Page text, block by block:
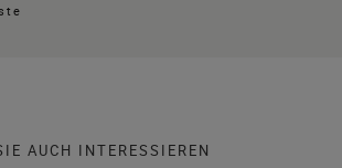
AUCH INTERESSIEREN